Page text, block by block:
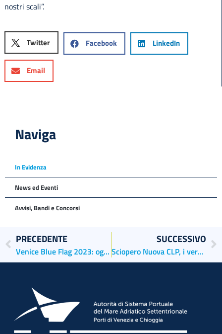
nostri scali”.
Twitter Facebook LinkedIn
Email
Naviga
In Evidenza
News ed Eventi
Avvisi, Bandi e Concorsi
PRECEDENTE
Venice Blue Flag 2023: oggi la sottoscrizione dell’Accordo volontario per la riduzione delle emissioni delle navi da crociera
SUCCESSIVO
Sciopero Nuova CLP, i vertici dell’Autorità incontrano sindacati e lavoratori